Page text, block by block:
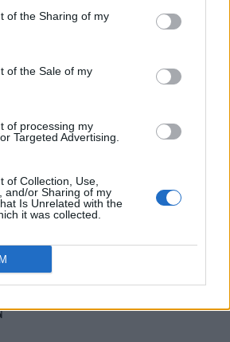
of the Sharing of my
of the Sale of my
of processing my
Targeted Advertising.
of Collection, Use,
and/or Sharing of my
Is Unrelated with the
it was collected.
γίνεται μεσημεριανό:
ζήτησης ηλεκτρικής ενέργειας κατά τις
ενέργειας είναι χαμηλότερες,
τα Σαββατοκύριακα θέτει σε εφαρμογή
και Ενέργειας, όπως ανήγγειλε χθες ο
Με...